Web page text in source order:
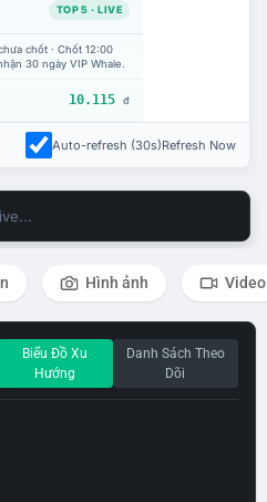
TOP 5 · LIVE
chốt · Chốt 12:00
30 ngày VIP Whale.
10.115 đ
Auto-refresh (30s)Refresh Now
Hình ảnh Video
Biểu Đồ Xu
Hướng
Danh Sách Theo
Dõi